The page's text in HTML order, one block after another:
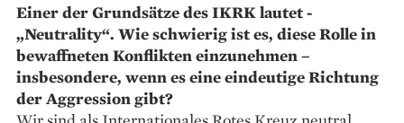
Einer der Grundsätze des IKRK lautet ­
„Neutrality“. Wie schwierig ist es, diese Rolle in
bewaffneten Konflikten einzunehmen –
insbesondere, wenn es eine eindeutige Richtung
der Aggression gibt?